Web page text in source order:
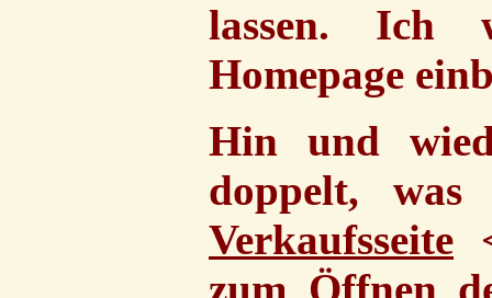
lassen. Ich
Homepage
Hin und
doppelt,
Verkaufsseite